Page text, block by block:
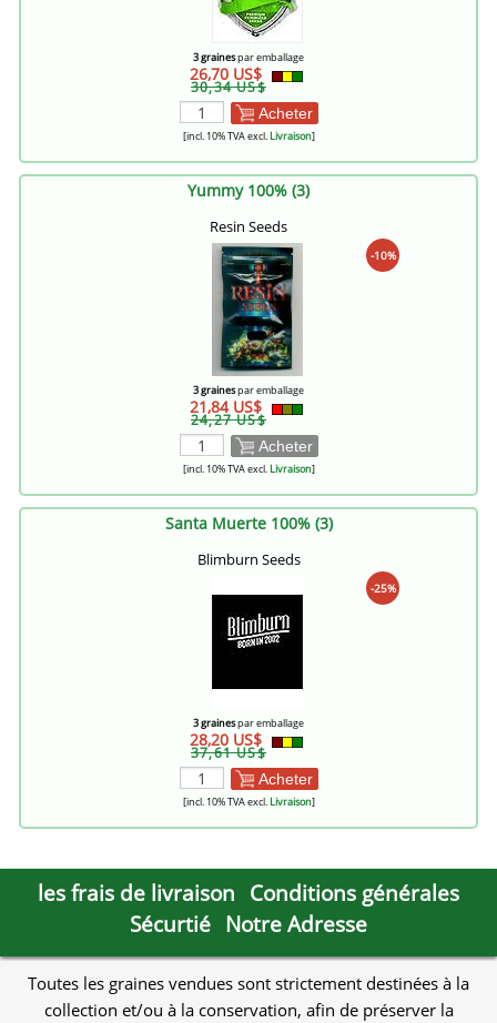
3 grainespar emballage
26,70 US$
30,34 US$
Acheter
[incl. 10% TVA excl.Livraison]
Yummy 100% (3)
Resin Seeds
-10%
3 grainespar emballage
21,84 US$
24,27 US$
Acheter
[incl. 10% TVA excl.Livraison]
Santa Muerte 100% (3)
Blimburn Seeds
-25%
3 grainespar emballage
28,20 US$
37,61 US$
Acheter
[incl. 10% TVA excl.Livraison]
les frais de livraison Conditions générales
Sécurtié Notre Adresse
Toutes les graines vendues sont strictement destinées à la
collection et/ou à la conservation, afin de préserver la